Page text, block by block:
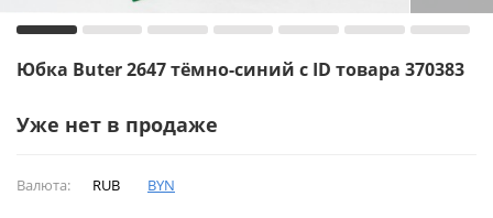
Юбка Buter 2647 тёмно-синий с ID товара 370383
Уже нет в продаже
Валюта: RUB BYN